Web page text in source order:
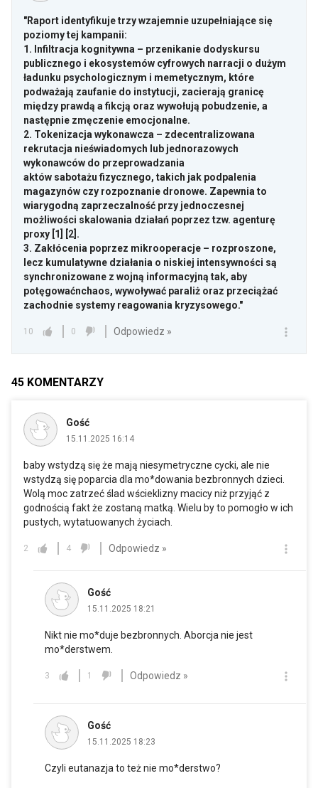
"Raport identyfikuje trzy wzajemnie uzupełniające się
poziomy tej kampanii:
1. Infiltracja kognitywna – przenikanie dodyskursu
publicznego i ekosystemów cyfrowych narracji o dużym
ładunku psychologicznym i memetycznym, które
podważają zaufanie do instytucji, zacierają granicę
między prawdą a fikcją oraz wywołują pobudzenie, a
następnie zmęczenie emocjonalne.
2. Tokenizacja wykonawcza – zdecentralizowana
rekrutacja nieświadomych lub jednorazowych
wykonawców do przeprowadzania
aktów sabotażu fizycznego, takich jak podpalenia
magazynów czy rozpoznanie dronowe. Zapewnia to
wiarygodną zaprzeczalność przy jednoczesnej
możliwości skalowania działań poprzez tzw. agenturę
proxy [1] [2].
3. Zakłócenia poprzez mikrooperacje – rozproszone,
lecz kumulatywne działania o niskiej intensywności są
synchronizowane z wojną informacyjną tak, aby
potęgowaćnchaos, wywoływać paraliż oraz przeciążać
zachodnie systemy reagowania kryzysowego."
10 0 Odpowiedz »
45 KOMENTARZY
Gość
15.11.2025 16:14
baby wstydzą się że mają niesymetryczne cycki, ale nie
wstydzą się poparcia dla mo*dowania bezbronnych dzieci.
Wolą moc zatrzeć ślad wścieklizny macicy niż przyjąć z
godnością fakt że zostaną matką. Wielu by to pomogło w ich
pustych, wytatuowanych życiach.
2 4 Odpowiedz »
Gość
15.11.2025 18:21
Nikt nie mo*duje bezbronnych. Aborcja nie jest
mo*derstwem.
3 1 Odpowiedz »
Gość
15.11.2025 18:23
Czyli eutanazja to też nie mo*derstwo?